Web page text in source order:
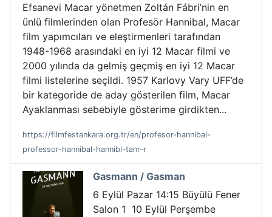
Efsanevi Macar yönetmen Zoltán Fábri’nin en
ünlü filmlerinden olan Profesör Hannibal, Macar
film yapımcıları ve eleştirmenleri tarafından
1948-1968 arasındaki en iyi 12 Macar filmi ve
2000 yılında da gelmiş geçmiş en iyi 12 Macar
filmi listelerine seçildi. 1957 Karlovy Vary UFF’de
bir kategoride de aday gösterilen film, Macar
Ayaklanması sebebiyle gösterime girdikten...
https://filmfestankara.org.tr/en/profesor-hannibal-
professor-hannibal-hannibl-tanr-r
Gasmann / Gasman
6 Eylül Pazar 14:15 Büyülü Fener
Salon 1 10 Eylül Perşembe